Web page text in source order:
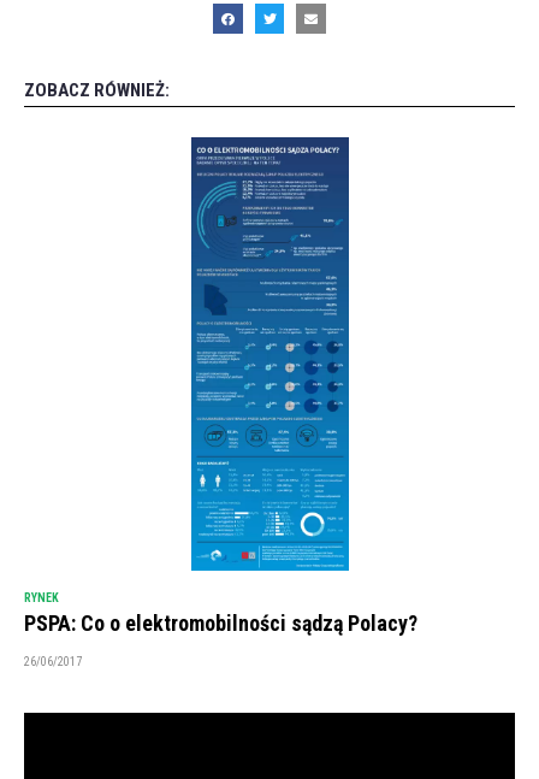
ZOBACZ RÓWNIEŻ:
RYNEK
PSPA: Co o elektromobilności sądzą Polacy?
26/06/2017